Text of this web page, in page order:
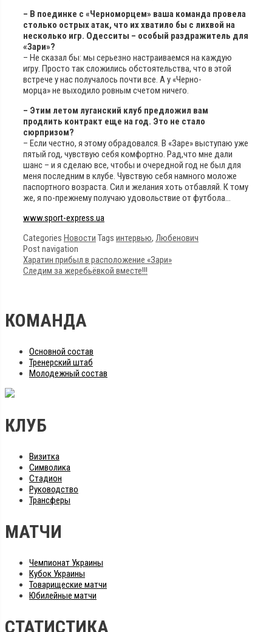
– В поединке с «Черноморцем» ваша команда провела
столько острых атак, что их хватило бы с лихвой на
несколько игр. Одесситы – особый раздражитель для
«Зари»?
– Не сказал бы: мы серьезно настраиваемся на каждую
игру. Просто так сложились обстоятельства, что в этой
встрече у нас получалось почти все. А у «Черно-
морца» не выходило ровным счетом ничего.
– Этим летом луганский клуб предложил вам
продлить контракт еще на год. Это не стало
сюрпризом?
– Если честно, я этому обрадовался. В «Заре» выступаю уже
пятый год, чувствую себя комфортно. Рад,что мне дали
шанс – и я сделаю все, чтобы и очередной год не был для
меня последним в клубе. Чувствую себя намного моложе
паспортного возраста. Сил и желания хоть отбавляй. К тому
же, я по-прежнему получаю удовольствие от футбола…
www.sport-express.ua
Categories Новости Tags интервью, Любенович
Post navigation
Харатин прибыл в расположение «Зари»
Следим за жеребьёвкой вместе!!!
КОМАНДА
Основной состав
Тренерский штаб
Молодежный состав
КЛУБ
Визитка
Символика
Стадион
Руководство
Трансферы
МАТЧИ
Чемпионат Украины
Кубок Украины
Товарищеские матчи
Юбилейные матчи
СТАТИСТИКА